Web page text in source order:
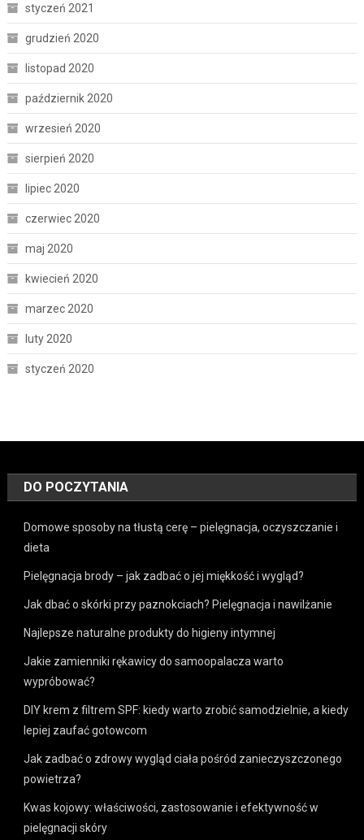
styczeń 2021
grudzień 2020
listopad 2020
październik 2020
wrzesień 2020
sierpień 2020
lipiec 2020
czerwiec 2020
maj 2020
kwiecień 2020
marzec 2020
luty 2020
styczeń 2020
DO POCZYTANIA
Domowe sposoby na tłustą cerę – pielęgnacja, oczyszczanie i
dieta
Pielęgnacja brody – jak zadbać o jej miękkość i wygląd?
Jak dbać o skórki przy paznokciach? Pielęgnacja i nawilżanie
Najlepsze naturalne produkty do higieny intymnej
Jakie zamienniki rękawicy do samoopalacza warto
wypróbować?
DIY krem z filtrem SPF: kiedy warto zrobić samodzielnie, a kiedy
lepiej zaufać gotowcom
Jak zadbać o zdrowy wygląd ciała pośród zanieczyszczonego
powietrza?
Kwas kojowy: właściwości, zastosowanie i efektywność w
pielęgnacji skóry